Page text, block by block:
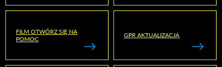
FILM OTWÓRZ SIĘ NA
POMOC
GPR AKTUALIZACJA